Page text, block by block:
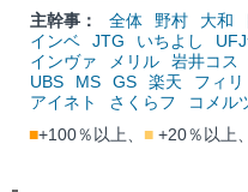
主幹事：
全体 野村 大和
インベ
JTG いちよし
インヴァ
メリル 岩井コス
UBS
MS GS 楽天 フィリ
アイネト
さくらフ コメル
■+100％以上、 ■ +20％以上、